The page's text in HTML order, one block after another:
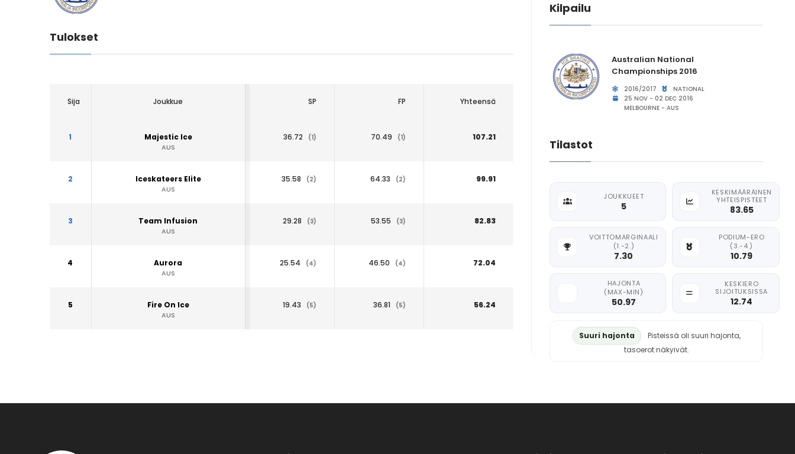
Tulokset
Sija Joukkue SP FP Yhteensä
1 Majestic Ice
AUS
36.72 (1) 70.49 (1) 107.21
2 Iceskateers Elite
AUS
35.58 (2) 64.33 (2) 99.91
3 Team Infusion
AUS
29.28 (3) 53.55 (3) 82.83
4 Aurora
AUS
25.54 (4) 46.50 (4) 72.04
5 Fire On Ice
AUS
19.43 (5) 36.81 (5) 56.24
Kilpailu
Australian National
Championships 2016
2016/2017
NATIONAL
25 NOV - 02 DEC 2016
MELBOURNE - AUS
Tilastot
JOUKKUEET
5
KESKIMÄÄRÄINEN
YHTEISPISTEET
83.65
VOITTOMARGINAALI
(1.-2.)
7.30
PODIUM-ERO
(3.-4.)
10.79
HAJONTA
(MAX-MIN)
50.97
KESKIERO
SIJOITUKSISSA
12.74
Suuri hajonta
Pisteissä oli suuri hajonta,
tasoerot näkyivät.